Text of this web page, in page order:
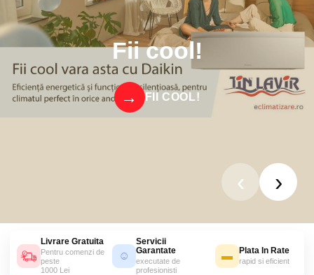
Fii cool!
FII COOL!
‹ ›
Livrare Gratuita
Pentru comenzi de
peste
1000 Lei
☺
Servicii
Garantate
executate de
profesionisti
▬ Plata In Rate
rapid si eficient